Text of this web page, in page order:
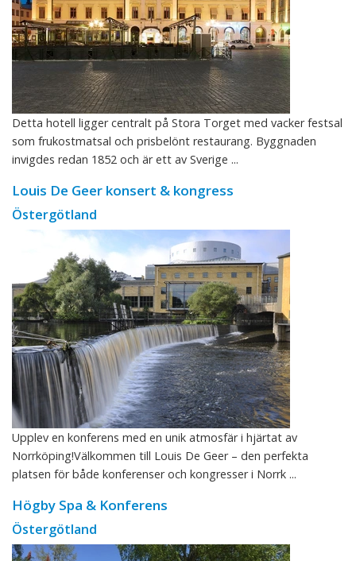
Detta hotell ligger centralt på Stora Torget med vacker festsal
som frukostmatsal och prisbelönt restaurang. Byggnaden
invigdes redan 1852 och är ett av Sverige ...
Louis De Geer konsert & kongress
Östergötland
Upplev en konferens med en unik atmosfär i hjärtat av
Norrköping!Välkommen till Louis De Geer – den perfekta
platsen för både konferenser och kongresser i Norrk ...
Högby Spa & Konferens
Östergötland